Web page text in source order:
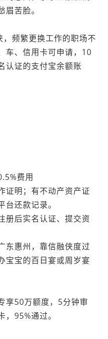
苦脸。
频繁更换工作的职场不
车、信用卡可申请，10
认证的支付宝余额账
费用
证明；有不动产资产证
还款记录。
册后实名认证、提交资
东惠州，靠信融侠度过
宝宝的百日宴或周岁宴
享50万额度，5分钟审
95%通过。